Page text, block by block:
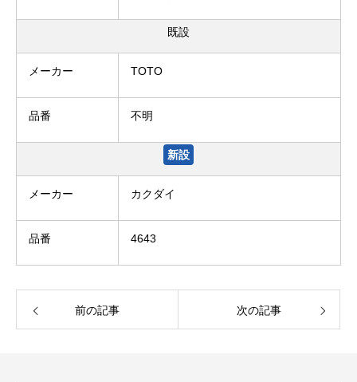
既設
メーカー TOTO
品番 不明
新設
メーカー カクダイ
品番 4643
前の記事 次の記事